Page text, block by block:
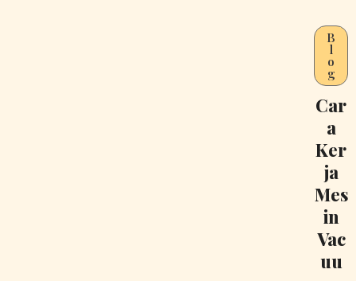
B
l
o
g
Car
a
Ker
ja
Mes
in
Vac
uu